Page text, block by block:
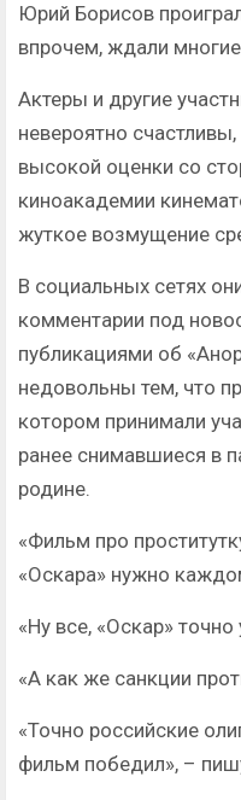
Юрий Борисов
впрочем, ждали
Актеры и другие
невероятно
высокой оценки со
киноакадемии
жуткое возмущение
В социальных сетях
комментарии под
публикациями об
недовольны тем, что
котором принимали
ранее снимавшиеся в
родине.
«Фильм про
«Оскара» нужно
«Ну все, «Оскар» точно
«А как же санкции
«Точно российские
фильм победил», –